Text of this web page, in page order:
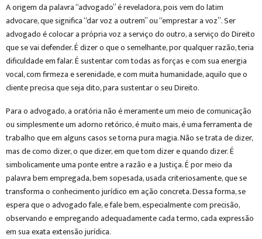
A origem da palavra “advogado” é reveladora, pois vem do latim
advocare, que significa “dar voz a outrem” ou “emprestar a voz”. Ser
advogado é colocar a própria voz a serviço do outro, a serviço do Direito
que se vai defender. É dizer o que o semelhante, por qualquer razão, teria
dificuldade em falar. É sustentar com todas as forças e com sua energia
vocal, com firmeza e serenidade, e com muita humanidade, aquilo que o
cliente precisa que seja dito, para sustentar o seu Direito.
Para o advogado, a oratória não é meramente um meio de comunicação
ou simplesmente um adorno retórico, é muito mais, é uma ferramenta de
trabalho que em alguns casos se torna pura magia. Não se trata de dizer,
mas de como dizer, o que dizer, em que tom dizer e quando dizer. É
simbolicamente uma ponte entre a razão e a Justiça. É por meio da
palavra bem empregada, bem sopesada, usada criteriosamente, que se
transforma o conhecimento jurídico em ação concreta. Dessa forma, se
espera que o advogado fale, e fale bem, especialmente com precisão,
observando e empregando adequadamente cada termo, cada expressão
em sua exata extensão jurídica.